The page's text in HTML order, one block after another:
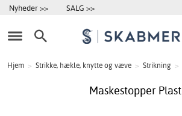
Nyheder >> SALG >>
Hjem > Strikke, hækle, knytte og væve > Strikning >
Maskestopper Plast